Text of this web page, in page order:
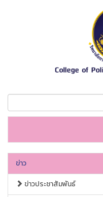
ข่าว
ข่าวประชาสัมพันธ์